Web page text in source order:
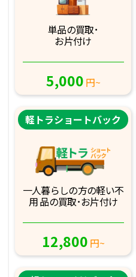
単品の買取･
お片付け
5,000 円~
軽トラショートバック
一人暮らしの方の軽い不
用 品の買取･お片付け
12,800 円~